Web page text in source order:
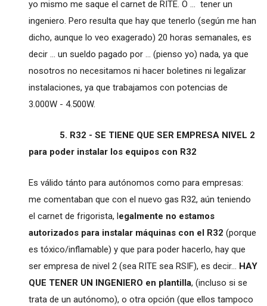
yo mismo me saque el carnet de RITE. O ... tener un
ingeniero. Pero resulta que hay que tenerlo (según me han
dicho, aunque lo veo exagerado) 20 horas semanales, es
decir ... un sueldo pagado por ... (pienso yo) nada, ya que
nosotros no necesitamos ni hacer boletines ni legalizar
instalaciones, ya que trabajamos con potencias de
3.000W - 4.500W.
5. R32 - SE TIENE QUE SER EMPRESA NIVEL 2
para poder instalar los equipos con R32
Es válido tánto para autónomos como para empresas:
me comentaban que con el nuevo gas R32, aún teniendo
el carnet de frigorista, legalmente no estamos
autorizados para instalar máquinas con el R32 (porque
es tóxico/inflamable) y que para poder hacerlo, hay que
ser empresa de nivel 2 (sea RITE sea RSIF), es decir... HAY
QUE TENER UN INGENIERO en plantilla, (incluso si se
trata de un autónomo), o otra opción (que ellos tampoco